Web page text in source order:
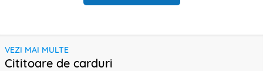
VEZI MAI MULTE
Cititoare de carduri